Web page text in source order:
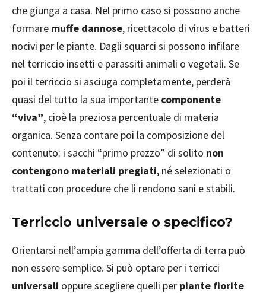
che giunga a casa. Nel primo caso si possono anche
formare muffe dannose, ricettacolo di virus e batteri
nocivi per le piante. Dagli squarci si possono infilare
nel terriccio insetti e parassiti animali o vegetali. Se
poi il terriccio si asciuga completamente, perderà
quasi del tutto la sua importante componente
“viva”, cioè la preziosa percentuale di materia
organica. Senza contare poi la composizione del
contenuto: i sacchi “primo prezzo” di solito non
contengono materiali pregiati, né selezionati o
trattati con procedure che li rendono sani e stabili.
Terriccio universale o specifico?
Orientarsi nell’ampia gamma dell’offerta di terra può
non essere semplice. Si può optare per i terricci
universali oppure scegliere quelli per piante fiorite